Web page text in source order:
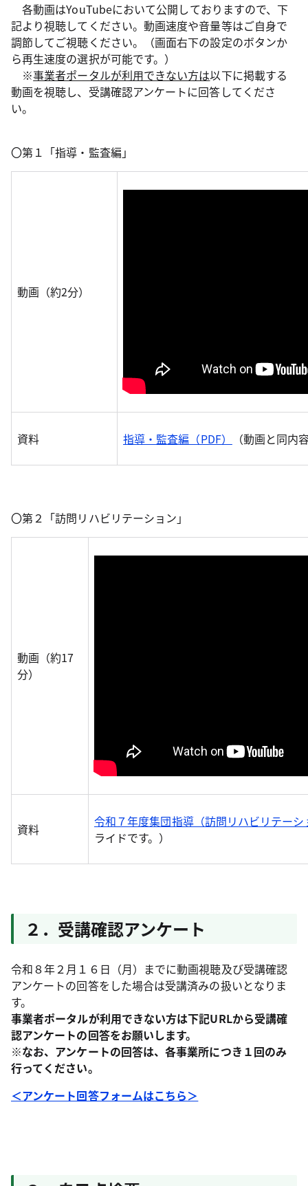
各動画はYouTubeにおいて公開しておりますので、下
記より視聴してください。動画速度や音量等はご自身で
調節してご視聴ください。（画面右下の設定のボタンか
ら再生速度の選択が可能です。）
※事業者ポータルが利用できない方は以下に掲載する
動画を視聴し、受講確認アンケートに回答してくださ
い。
〇第１「指導・監査編」
動画（約2分）
資料 指導・監査編（PDF） （動画と同内
〇第２「訪問リハビリテーション」
動画（約17
分）
資料
令和７年度集団指導（訪問リハビリテーシ
ライドです。）
２．受講確認アンケート
令和８年２月１６日（月）までに動画視聴及び受講確認
アンケートの回答をした場合は受講済みの扱いとなりま
す。
事業者ポータルが利用できない方は下記URLから受講確
認アンケートの回答をお願いします。
※なお、アンケートの回答は、各事業所につき１回のみ
行ってください。
＜アンケート回答フォームはこちら＞